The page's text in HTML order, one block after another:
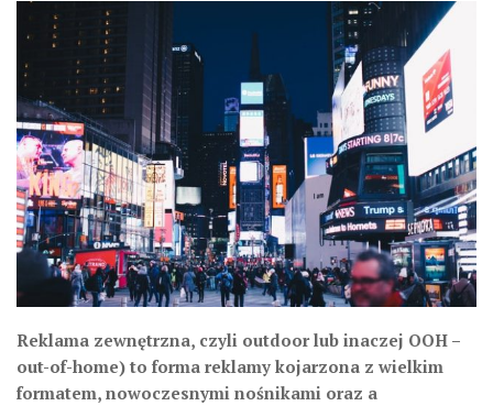
Reklama zewnętrzna, czyli outdoor lub inaczej OOH –
out-of-home) to forma reklamy kojarzona z wielkim
formatem, nowoczesnymi nośnikami oraz a